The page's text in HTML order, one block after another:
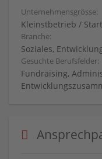
Unternehmensgrösse:
Kleinstbetrieb /
Branche:
Soziales,
Gesuchte Berufsfelder:
Fundraising,